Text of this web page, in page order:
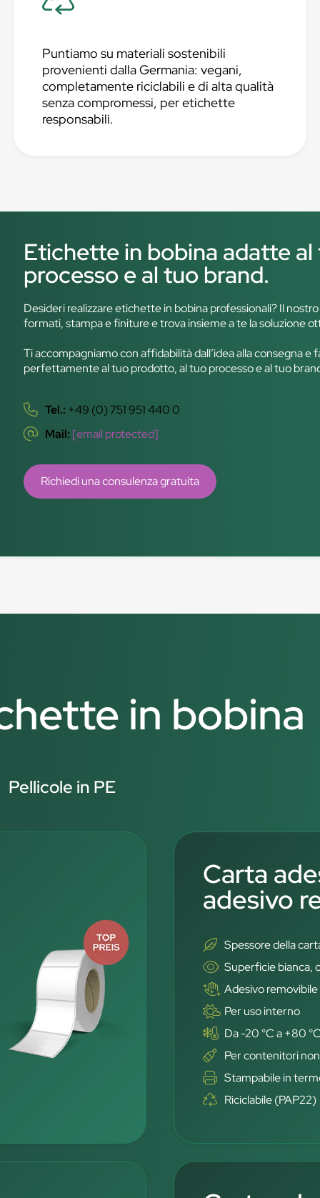
Puntiamo su materiali sostenibili
provenienti dalla Germania: vegani,
completamente riciclabili e di alta qualità
senza compromessi, per etichette
responsabili.
Etichette in bobina adatte
processo e al tuo brand.
Desideri realizzare etichette in bobina professionali? Il
formati, stampa e finiture e trova insieme a te la soluzione
Ti accompagniamo con affidabilità dall’idea alla consegna
perfettamente al tuo prodotto, al tuo processo e al tuo
Tel.: +49 (0) 751 951 440 0
Mail: [email protected]
Richiedi una consulenza gratuita
in bobina
Pellicole in PE
Carta
adesivo
Spessore della
Superficie bianca,
Adesivo removibile
Per uso interno
Da -20 °C a +80
Per contenitori
Stampabile in
Riciclabile (PAP22)